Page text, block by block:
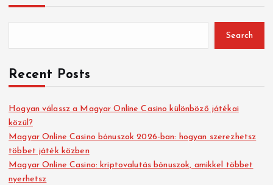
Search
Recent Posts
Hogyan válassz a Magyar Online Casino különböző játékai
közül?
Magyar Online Casino bónuszok 2026-ban: hogyan szerezhetsz
többet játék közben
Magyar Online Casino: kriptovalutás bónuszok, amikkel többet
nyerhetsz